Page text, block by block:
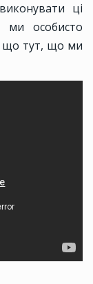
ці
ми особисто
що тут, що ми